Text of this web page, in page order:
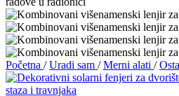
Početna / Uradi sam / Merni alati /